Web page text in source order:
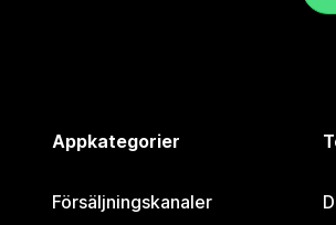
Appkategorier
Försäljningskanaler